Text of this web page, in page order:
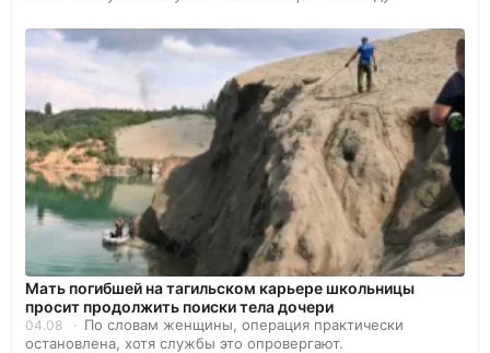
Мать погибшей на тагильском карьере школьницы
просит продолжить поиски тела дочери
04.08
По словам женщины, операция практически
остановлена, хотя службы это опровергают.